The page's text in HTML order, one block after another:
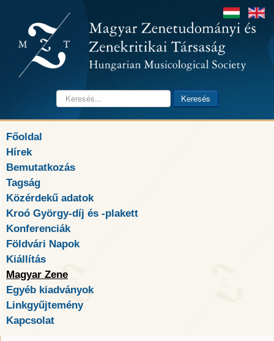
Keresés... Keresés
Főoldal
Hírek
Bemutatkozás
Tagság
Közérdekű adatok
Kroó György-díj és -plakett
Konferenciák
Földvári Napok
Kiállítás
Magyar Zene
Egyéb kiadványok
Linkgyűjtemény
Kapcsolat